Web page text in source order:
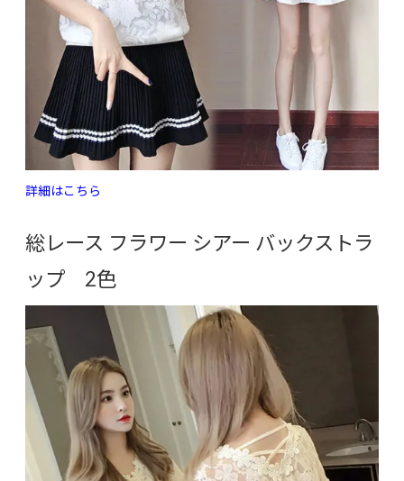
詳細はこちら
総レース フラワー シアー バックストラ
ップ 2色